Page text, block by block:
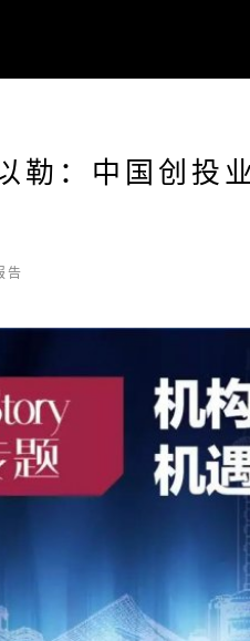
勒：中国创
告